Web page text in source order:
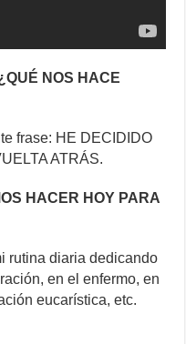
NOS HACE
frase: HE DECIDIDO
ATRÁS.
HACER HOY PARA
rutina diaria dedicando
en el enfermo, en
eucarística, etc.